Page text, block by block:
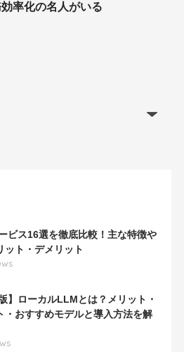
率化の名人がいる
ビス16選を徹底比較！主な特徴や
ット・デメリット
】ローカルLLMとは？メリット・
・おすすめモデルと導入方法を解